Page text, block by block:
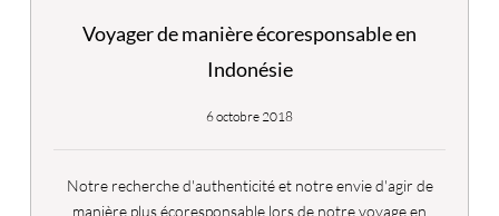
Voyager de manière écoresponsable en
Indonésie
6 octobre 2018
Notre recherche d'authenticité et notre envie d'agir de
manière plus écoresponsable lors de notre voyage en